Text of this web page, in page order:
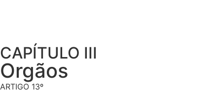
CAPÍTULO III
Orgãos
ARTIGO 13º